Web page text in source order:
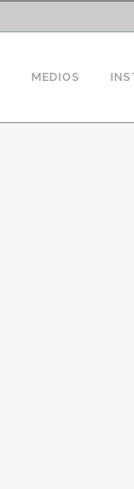
MEDIOS